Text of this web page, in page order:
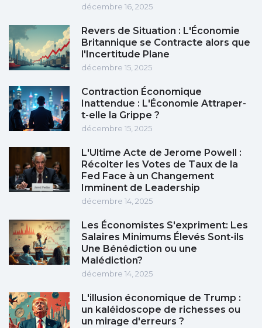
décembre 16, 2025
Revers de Situation : L'Économie
Britannique se Contracte alors que
l'Incertitude Plane
décembre 15, 2025
Contraction Économique
Inattendue : L'Économie Attraper-
t-elle la Grippe ?
décembre 15, 2025
L'Ultime Acte de Jerome Powell :
Récolter les Votes de Taux de la
Fed Face à un Changement
Imminent de Leadership
décembre 14, 2025
Les Économistes S'expriment: Les
Salaires Minimums Élevés Sont-ils
Une Bénédiction ou une
Malédiction?
décembre 14, 2025
L'illusion économique de Trump :
un kaléidoscope de richesses ou
un mirage d'erreurs ?